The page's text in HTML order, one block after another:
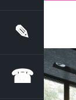
✎
☎